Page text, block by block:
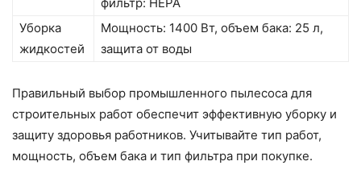
Уборка
жидкостей
Мощность: 1400 Вт, объем бака: 25 л,
защита от воды
Правильный выбор промышленного пылесоса для
строительных работ обеспечит эффективную уборку и
защиту здоровья работников. Учитывайте тип работ,
мощность, объем бака и тип фильтра при покупке.